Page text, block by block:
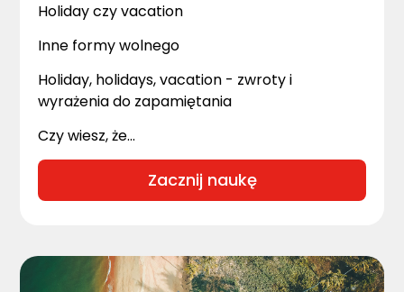
Holiday czy vacation
Inne formy wolnego
Holiday, holidays, vacation - zwroty i
wyrażenia do zapamiętania
Czy wiesz, że...
Zacznij naukę